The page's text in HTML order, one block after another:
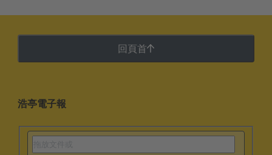
回頁首
浩亭電子報